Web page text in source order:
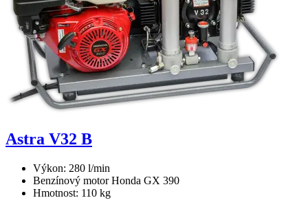
Astra V32 B
Výkon: 280 l/min
Benzínový motor Honda GX 390
Hmotnost: 110 kg